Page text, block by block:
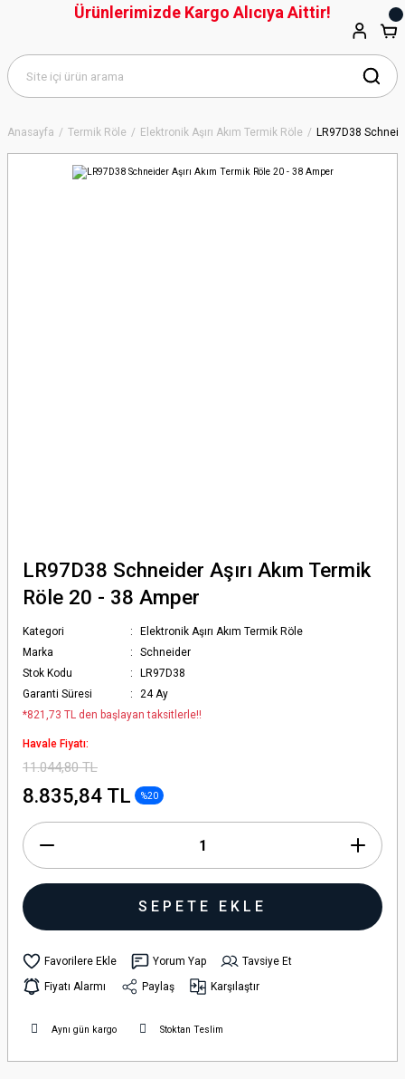
Anasayfa Termik Röle Elektronik Aşırı Akım Termik Röle LR97D38
LR97D38 Schneider Aşırı Akım Termik
Röle 20 - 38 Amper
Kategori
Elektronik Aşırı Akım Termik Röle
Marka
Schneider
Stok Kodu
LR97D38
Garanti Süresi
24 Ay
*821,73 TL den başlayan taksitlerle!!
Havale Fiyatı:
11.044,80 TL
8.835,84 TL %20
SEPETE EKLE
Yorum Yap
Tavsiye Et
Fiyatı Alarmı
Paylaş Karşılaştır
Aynı gün kargo Stoktan Teslim
Ürünlerimizde Kargo Alıcıya Aittir!